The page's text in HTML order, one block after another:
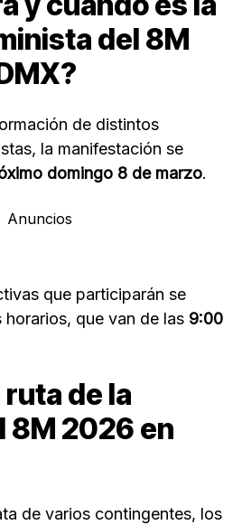
del 8M
de distintos
la manifestación se
domingo 8 de marzo.
Anuncios
que participarán se
que van de las 9:00
ruta de la
8M 2026 en
de varios contingentes, los